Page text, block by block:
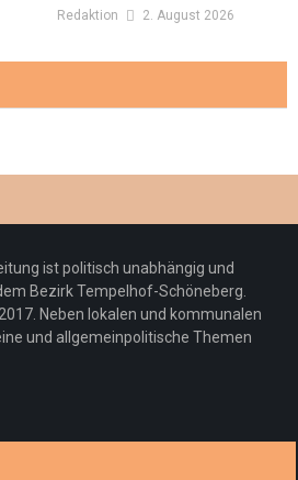
Redaktion 2. August 2026
Redaktion 23. Juli 2026
mit Summer Sale und
neuer Kollektion
Redaktion 19. Juli 2026
der Honig? – Neue EU-
gelten 14. Juni
Specials zur Fußball-WM
ist politisch unabhängig und
Bezirk Tempelhof-Schöneberg.
Neben lokalen und kommunalen
und allgemeinpolitische Themen